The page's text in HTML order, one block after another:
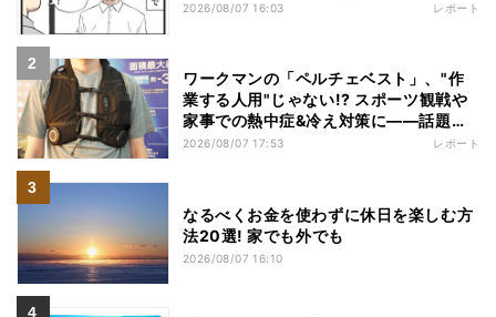
2026/08/07 16:03 レポート
ワークマンの「ペルチェベスト」、"作
業する人用"じゃない!? スポーツ観戦や
家事での熱中症&冷え対策に――話題の
商品を徹底検証
2026/08/07 17:53 レポート
なるべくお金を使わずに休日を楽しむ方
法20選! 家でも外でも
2026/08/07 16:10